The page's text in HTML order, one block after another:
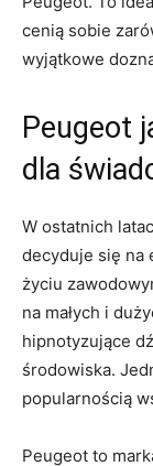
cenią sobie
wyjątkowe
Peugeot
dla
W ostatnich
decyduje się na
życiu
⁤na ‍małych i
hipnotyzujące
środowiska.
popularnością
Peugeot to